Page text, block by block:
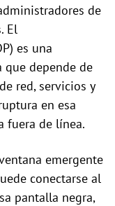
de
El
es una
que depende de
red, servicios y
en esa
fuera de línea.
emergente
conectarse al
pantalla negra,